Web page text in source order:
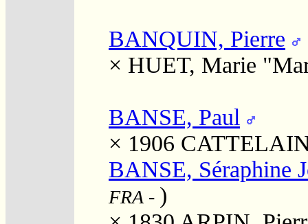
BANQUIN, Pierre
× HUET, Marie
BANSE, Paul
× 1906
BANSE, Séraphine
FRA - )